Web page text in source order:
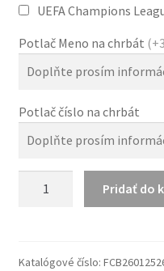
UEFA Champions
Potlač Meno na chrbát
Potlač číslo na chrbát
26
Pridať do
Katalógové číslo: